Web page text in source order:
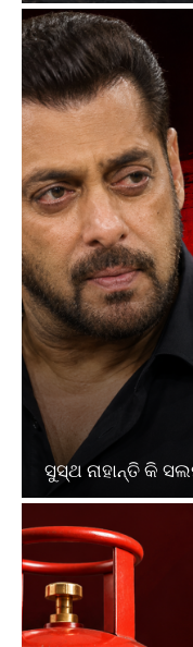
ସୁସ୍ଥ ନାହାନ୍ତି କି